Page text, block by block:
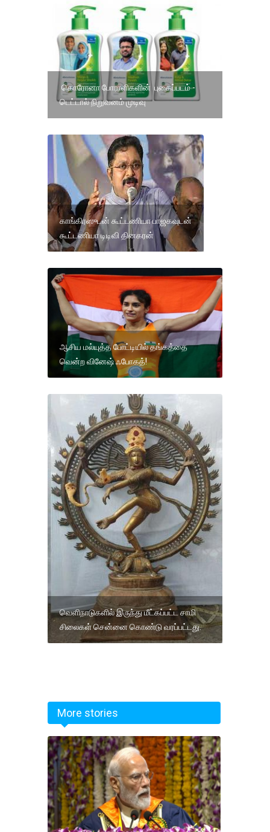
கொரோனா போராளிகளின் புகைப்படம் -
டெட்டால் நிறுவனம் முடிவு
காங்கிரஸுடன் கூட்டணியா பாஜகவுடன்
கூட்டணியா டிடிவி தினகரன்
ஆசிய மல்யுத்த போட்டியில் தங்கத்தை
வென்ற வினேஷ் ஃபோகத்!
வெளிநாடுகளில் இருந்து மீட்கப்பட்ட சாமி
சிலைகள் சென்னை கொண்டு வரப்பட்டது.
More stories